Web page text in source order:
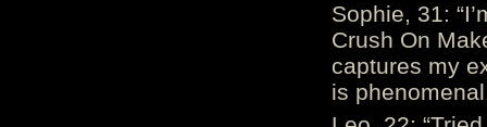
Sophie, 31:
Crush On
captures my
is